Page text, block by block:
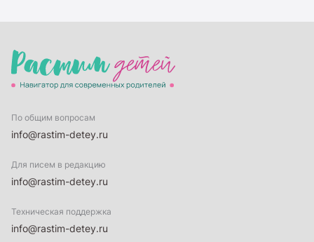
По общим вопросам
info@rastim-detey.ru
Для писем в редакцию
info@rastim-detey.ru
Техническая поддержка
info@rastim-detey.ru